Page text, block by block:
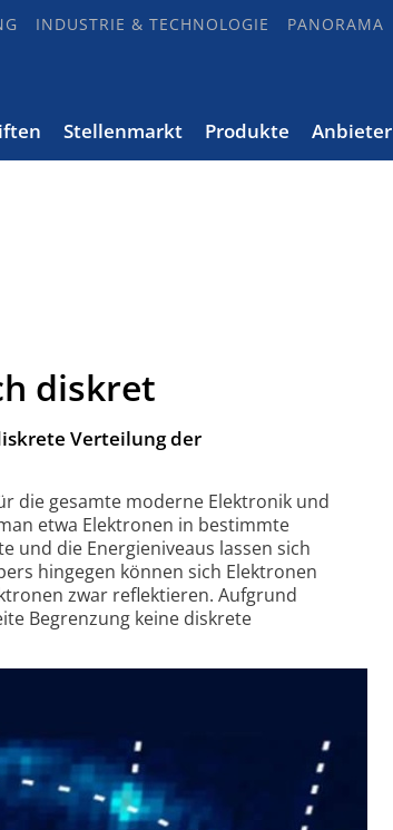
INDUSTRIE & TECHNOLOGIE PANORAMA
Stellenmarkt Produkte Anbieter
diskret
Verteilung der
die gesamte moderne Elektronik und
etwa Elektronen in bestimmte
und die Energieniveaus lassen sich
hingegen können sich Elektronen
zwar reflektieren. Aufgrund
Begrenzung keine diskrete